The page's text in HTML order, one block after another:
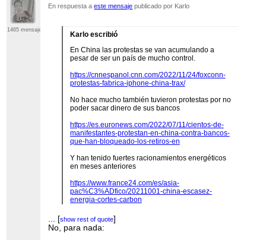
1465 mensajes
En respuesta aeste mensaje publicado por Karlo
Karlo escribió
En China las protestas se van acumulando a
pesar de ser un país de mucho control.
https://cnnespanol.cnn.com/2022/11/24/foxconn-
protestas-fabrica-iphone-china-trax/
No hace mucho también tuvieron protestas por no
poder sacar dinero de sus bancos
https://es.euronews.com/2022/07/11/cientos-de-
manifestantes-protestan-en-china-contra-bancos-
que-han-bloqueado-los-retiros-en
Y han tenido fuertes racionamientos energéticos
en meses anteriores
https://www.france24.com/es/asia-
pac%C3%ADfico/20211001-china-escasez-
energia-cortes-carbon
Al final mantener la política Covid cero daría que
pensar si no puede tener relación con todo esto.
...[show rest of quote
[show rest of quote]
No, para nada: